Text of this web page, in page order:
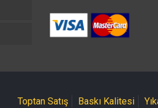
Toptan Satış Baskı Kalitesi